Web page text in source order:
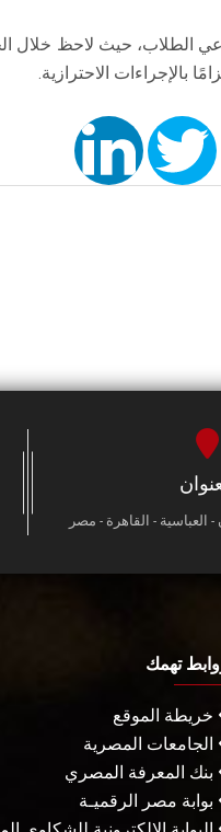
الطلاب، حيث لاحظ خلال
بالإجراءات الاحترازية.
العباسية - القاهرة - مصر
تهمك
خريطة الموقع
الجامعات المصرية
بنك المعرفة المصري
بوابة مصر الرقميـة